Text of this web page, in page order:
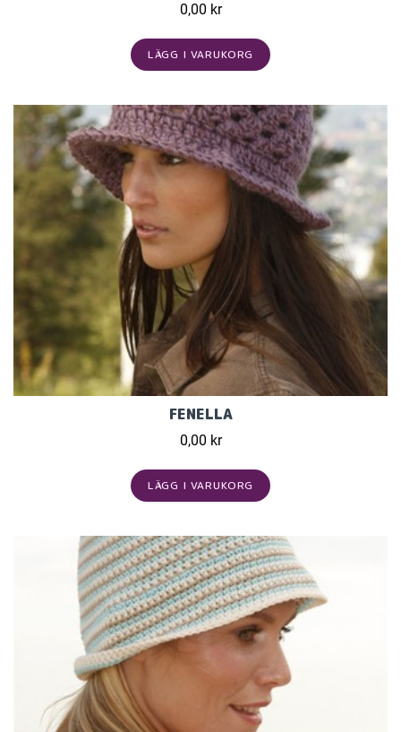
0,00 kr
LÄGG I VARUKORG
FENELLA
0,00 kr
LÄGG I VARUKORG